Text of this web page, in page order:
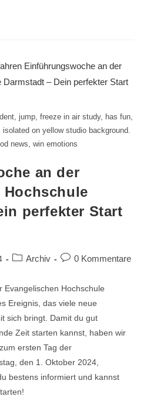
jump, freeze in air study, has fun,
on yellow studio background.
news, win emotions
an der
Hochschule
perfekter Start
Archiv 0 Kommentare
Evangelischen Hochschule
Ereignis, das viele neue
sich bringt. Damit du gut
Zeit starten kannst, haben wir
ersten Tag der
den 1. Oktober 2024,
bestens informiert und kannst